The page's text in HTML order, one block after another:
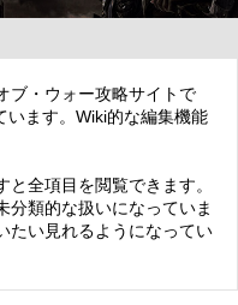
ブ・ウォー攻略サイトで
います。Wiki的な編集機能
全項目を閲覧できます。
類的な扱いになっていま
たい見れるようになってい